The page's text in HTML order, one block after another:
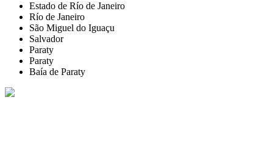
Estado de Río de Janeiro
Río de Janeiro
São Miguel do Iguaçu
Salvador
Paraty
Paraty
Baía de Paraty